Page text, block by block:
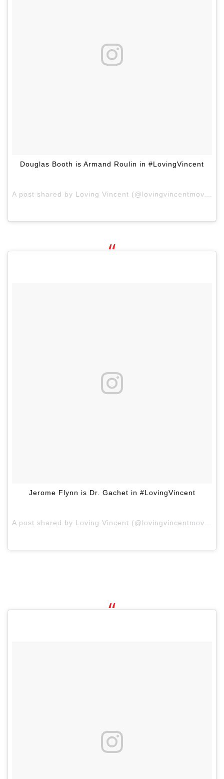
Douglas Booth is Armand Roulin in #LovingVincent
Jerome Flynn is Dr. Gachet in #LovingVincent